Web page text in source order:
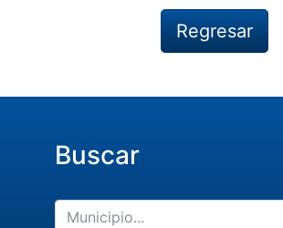
Regresar
Buscar